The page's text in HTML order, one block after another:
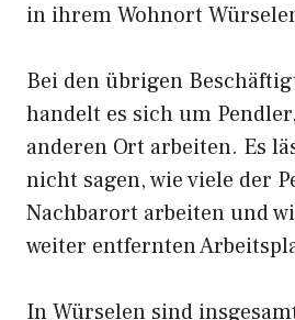
in ihrem Wohnort
Bei den übrigen
handelt es sich um
anderen Ort arbeiten. Es
nicht sagen, wie viele der
Nachbarort arbeiten und
weiter entfernten
In Würselen sind